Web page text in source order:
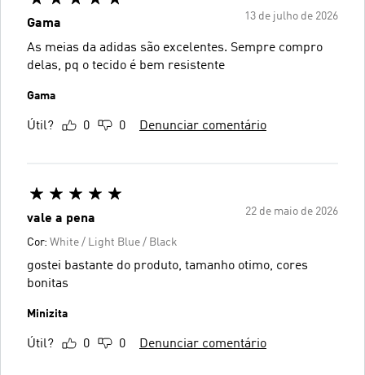
13 de julho de 2026
Gama
As meias da adidas são excelentes. Sempre compro
delas, pq o tecido é bem resistente
Gama
Útil? 0 0 Denunciar comentário
22 de maio de 2026
vale a pena
Cor: White / Light Blue / Black
gostei bastante do produto, tamanho otimo, cores
bonitas
Minizita
Útil? 0 0 Denunciar comentário